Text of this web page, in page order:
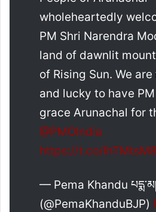
wholeheartedly
PM Shri Narendra
land of dawnlit
of Rising Sun. We
and lucky to have
grace Arunachal for
@PMOIndia
https://t.co/
— Pema Khandu
(@PemaKhanduBJP)